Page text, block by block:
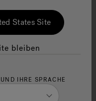
nach
mit Jacuzzi®
States Site
bleiben
IHRE SPRACHE